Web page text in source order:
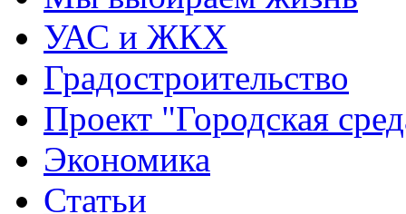
УАС и ЖКХ
Градостроительство
Проект "Городская
Экономика
Статьи